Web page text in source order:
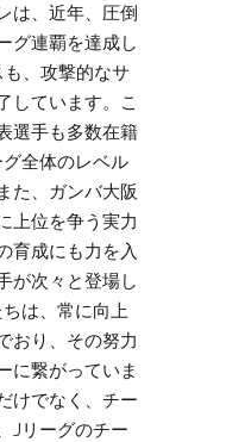
は、近年、圧倒
グ連覇を達成し
、攻撃的なサ
しています。こ
選手も多数在籍
全体のレベル
た、ガンバ大阪
上位を争う実力
育成にも力を入
が次々と登場し
は、常に向上
おり、その努力
に繋がっていま
けでなく、チー
Jリーグのチー